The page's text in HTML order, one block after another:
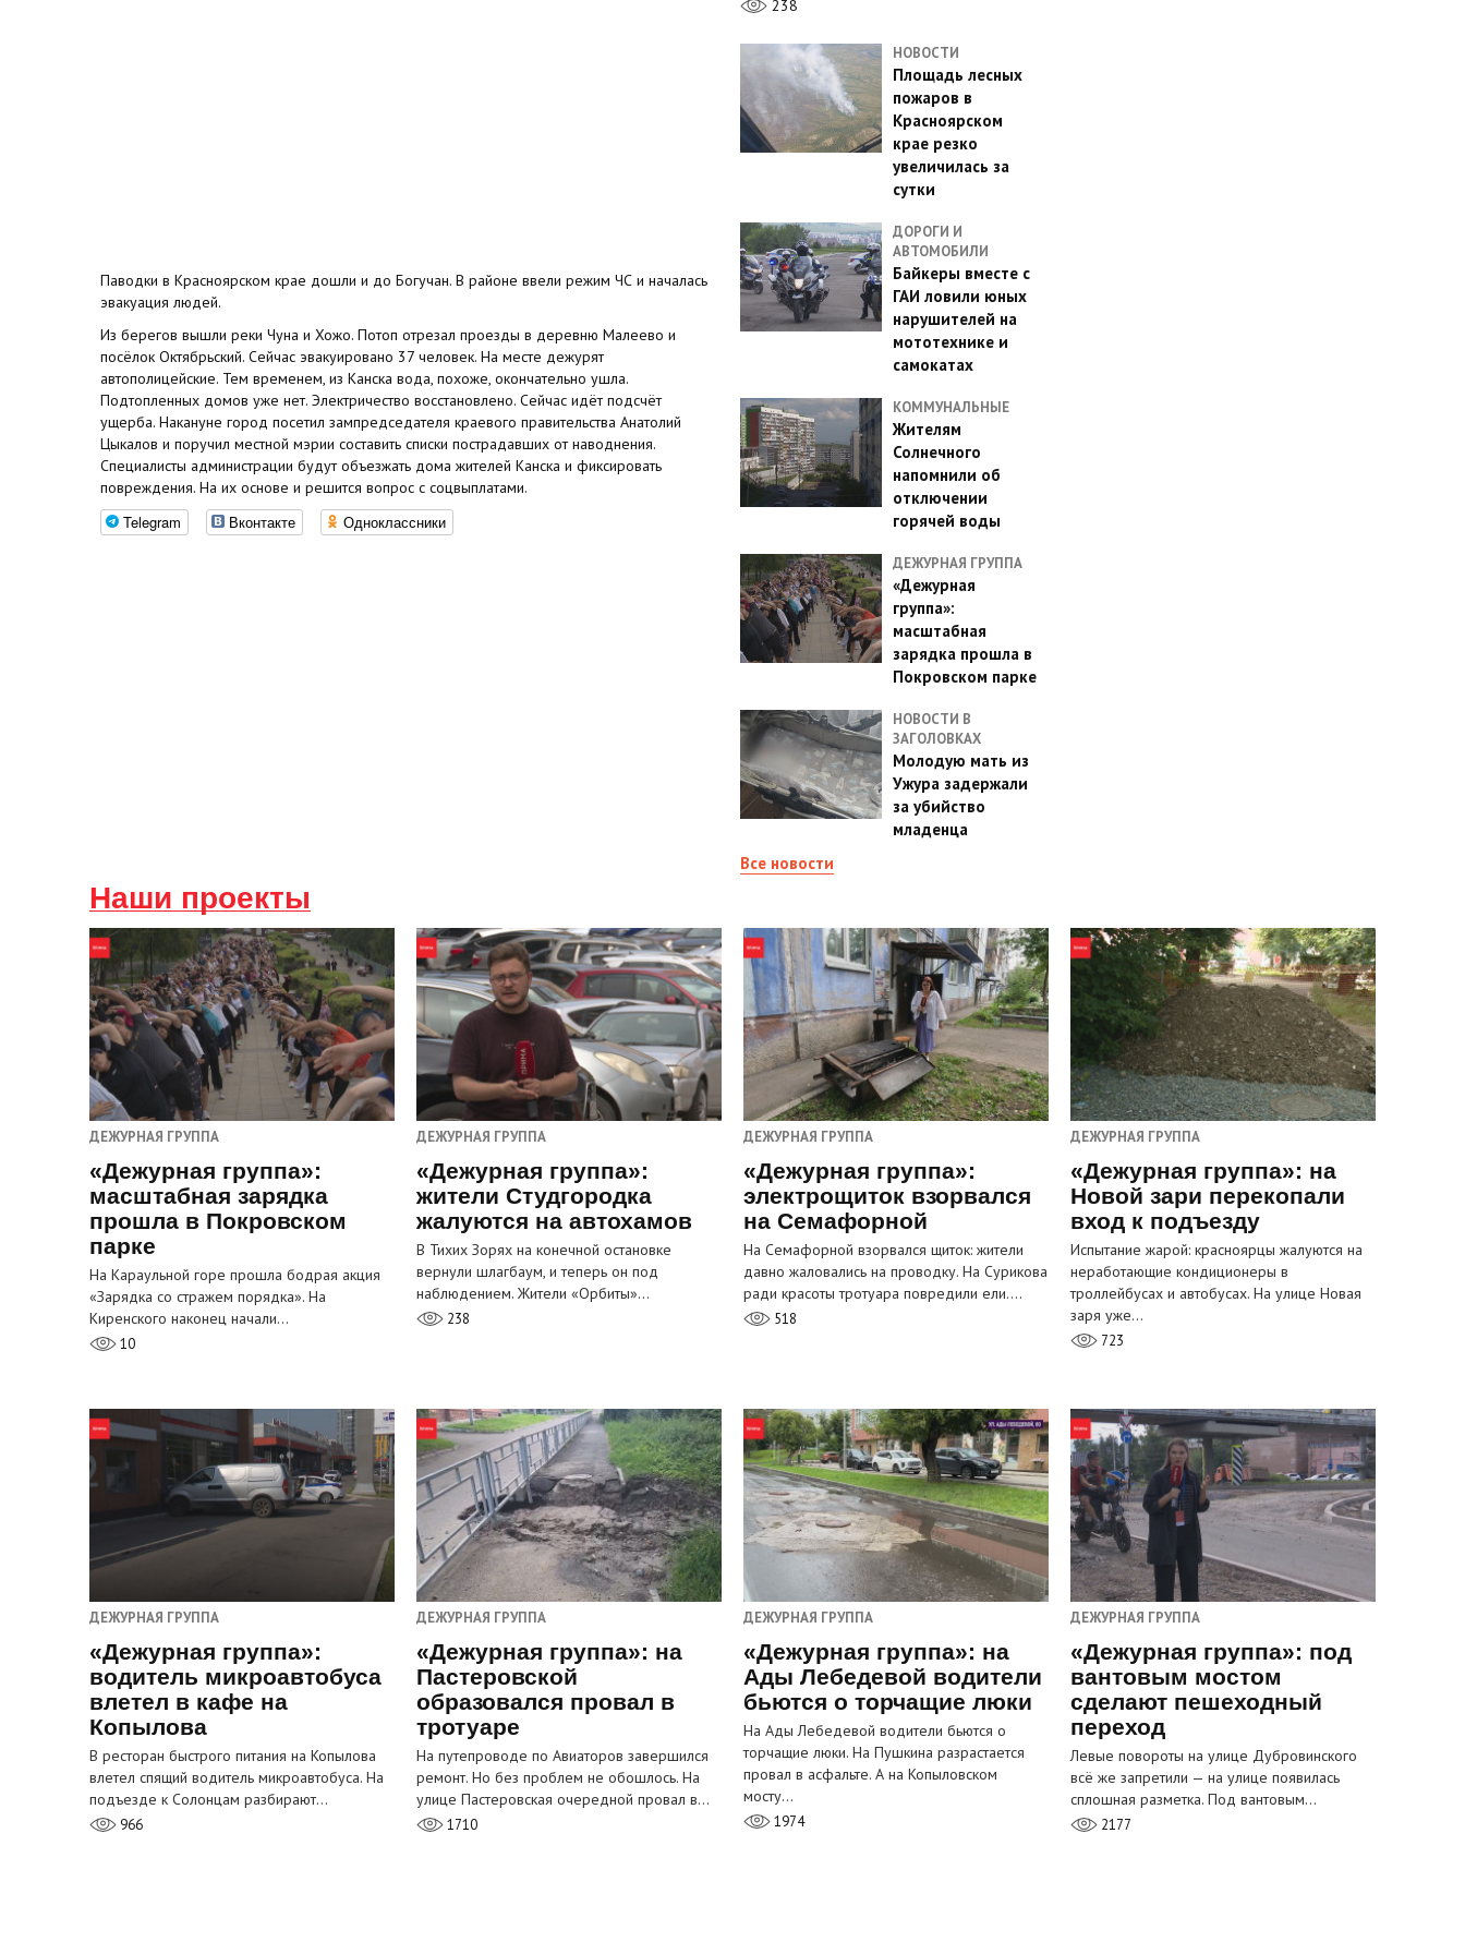
Паводки в Красноярском крае дошли и до Богучан. В районе ввели режим ЧС и началась
эвакуация людей.
Из берегов вышли реки Чуна и Хожо. Потоп отрезал проезды в деревню Малеево и
посёлок Октябрьский. Сейчас эвакуировано 37 человек. На месте дежурят
автополицейские. Тем временем, из Канска вода, похоже, окончательно ушла.
Подтопленных домов уже нет. Электричество восстановлено. Сейчас идёт подсчёт
ущерба. Накануне город посетил зампредседателя краевого правительства Анатолий
Цыкалов и поручил местной мэрии составить списки пострадавших от наводнения.
Специалисты администрации будут объезжать дома жителей Канска и фиксировать
повреждения. На их основе и решится вопрос с соцвыплатами.
Telegram Вконтакте Одноклассники
238
НОВОСТИ
Площадь лесных
пожаров в
Красноярском
крае резко
увеличилась за
сутки
ДОРОГИ И
АВТОМОБИЛИ
Байкеры вместе с
ГАИ ловили юных
нарушителей на
мототехнике и
самокатах
КОММУНАЛЬНЫЕ
Жителям
Солнечного
напомнили об
отключении
горячей воды
ДЕЖУРНАЯ ГРУППА
«Дежурная
группа»:
масштабная
зарядка прошла в
Покровском парке
НОВОСТИ В
ЗАГОЛОВКАХ
Молодую мать из
Ужура задержали
за убийство
младенца
Все новости
Наши проекты
ДЕЖУРНАЯ ГРУППА
«Дежурная группа»:
масштабная зарядка
прошла в Покровском
парке
На Караульной горе прошла бодрая акция
«Зарядка со стражем порядка». На
Киренского наконец начали…
10
ДЕЖУРНАЯ ГРУППА
«Дежурная группа»:
жители Студгородка
жалуются на автохамов
В Тихих Зорях на конечной остановке
вернули шлагбаум, и теперь он под
наблюдением. Жители «Орбиты»…
238
ДЕЖУРНАЯ ГРУППА
«Дежурная группа»:
электрощиток взорвался
на Семафорной
На Семафорной взорвался щиток: жители
давно жаловались на проводку. На Сурикова
ради красоты тротуара повредили ели.…
518
ДЕЖУРНАЯ ГРУППА
«Дежурная группа»: на
Новой зари перекопали
вход к подъезду
Испытание жарой: красноярцы жалуются на
неработающие кондиционеры в
троллейбусах и автобусах. На улице Новая
заря уже…
723
ДЕЖУРНАЯ ГРУППА
«Дежурная группа»:
водитель микроавтобуса
влетел в кафе на
Копылова
В ресторан быстрого питания на Копылова
влетел спящий водитель микроавтобуса. На
подъезде к Солонцам разбирают…
966
ДЕЖУРНАЯ ГРУППА
«Дежурная группа»: на
Пастеровской
образовался провал в
тротуаре
На путепроводе по Авиаторов завершился
ремонт. Но без проблем не обошлось. На
улице Пастеровская очередной провал в…
1710
ДЕЖУРНАЯ ГРУППА
«Дежурная группа»: на
Ады Лебедевой водители
бьются о торчащие люки
На Ады Лебедевой водители бьются о
торчащие люки. На Пушкина разрастается
провал в асфальте. А на Копыловском
мосту…
1974
ДЕЖУРНАЯ ГРУППА
«Дежурная группа»: под
вантовым мостом
сделают пешеходный
переход
Левые повороты на улице Дубровинского
всё же запретили — на улице появилась
сплошная разметка. Под вантовым…
2177